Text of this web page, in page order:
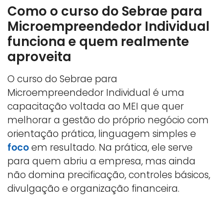
Como o curso do Sebrae para
Microempreendedor Individual
funciona e quem realmente
aproveita
O curso do Sebrae para
Microempreendedor Individual é uma
capacitação voltada ao MEI que quer
melhorar a gestão do próprio negócio com
orientação prática, linguagem simples e
focoem resultado. Na prática, ele serve
para quem abriu a empresa, mas ainda
não domina precificação, controles básicos,
divulgação e organização financeira.